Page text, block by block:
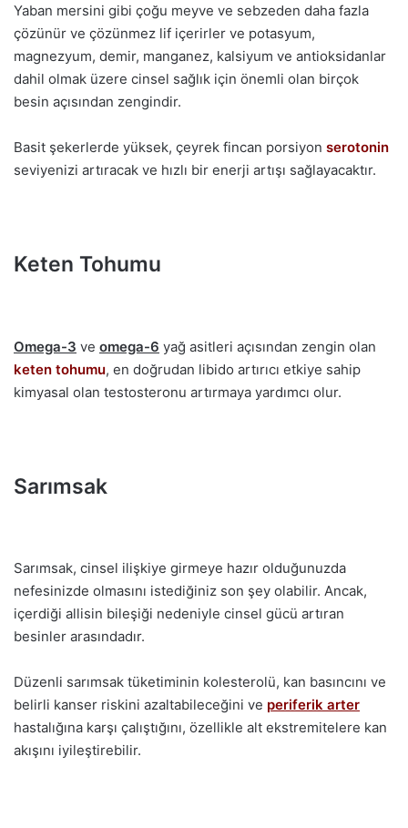
Yaban mersini gibi çoğu meyve ve sebzeden daha fazla
çözünür ve çözünmez lif içerirler ve potasyum,
magnezyum, demir, manganez, kalsiyum ve antioksidanlar
dahil olmak üzere cinsel sağlık için önemli olan birçok
besin açısından zengindir.
Basit şekerlerde yüksek, çeyrek fincan porsiyon serotonin
seviyenizi artıracak ve hızlı bir enerji artışı sağlayacaktır.
Keten Tohumu
Omega-3 ve omega-6 yağ asitleri açısından zengin olan
keten tohumu, en doğrudan libido artırıcı etkiye sahip
kimyasal olan testosteronu artırmaya yardımcı olur.
Sarımsak
Sarımsak, cinsel ilişkiye girmeye hazır olduğunuzda
nefesinizde olmasını istediğiniz son şey olabilir. Ancak,
içerdiği allisin bileşiği nedeniyle cinsel gücü artıran
besinler arasındadır.
Düzenli sarımsak tüketiminin kolesterolü, kan basıncını ve
belirli kanser riskini azaltabileceğini ve periferik arter
hastalığına karşı çalıştığını, özellikle alt ekstremitelere kan
akışını iyileştirebilir.